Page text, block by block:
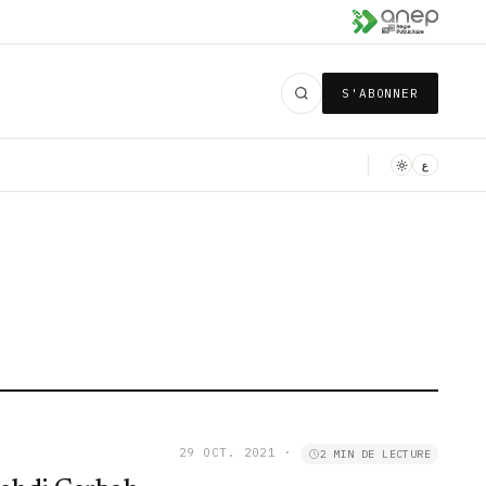
S'ABONNER
ع
29 OCT. 2021 · 2 MIN DE LECTURE